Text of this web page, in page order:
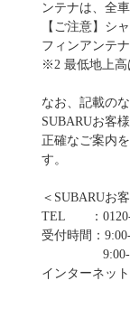
ンテナは、全
【ご注意】シ
フィンアンテ
※2 最低地上高
なお、記載の
SUBARUお客
正確なご案内
す。
＜SUBARUお
TEL ：0120-
受付時間：
9:00-12:00
インターネッ